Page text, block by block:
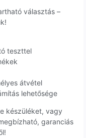
választás –
teszttel
átvétel
lehetősége
készüléket, vagy
garanciás